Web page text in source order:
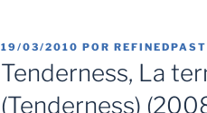
PUBLICADO
EL
19/03/2010 POR
Tenderness, La
(Tenderness)